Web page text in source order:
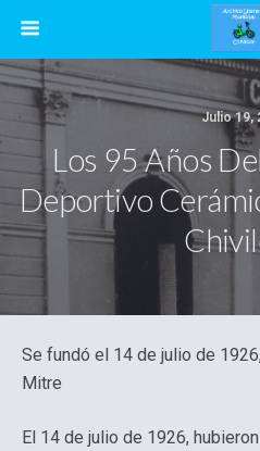
Julio 19,
Los 95 Años
Deportivo
Se fundó el 14 de julio de
Mitre
El 14 de julio de 1926,